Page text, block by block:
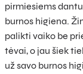
pirmiesiems
burnos higiena.
palikti vaiko be
tėvai, o jau šiek
už savo burnos